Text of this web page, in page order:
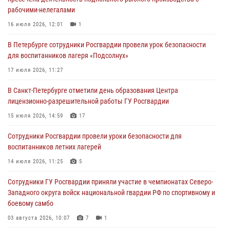
домами
06 августа 2026, 11:36
Сотрудники и военнослужащие Росгвардии обеспечили
правопорядок при проведении матча "Зенит" - "Балтика"
06 августа 2026, 07:30
В Выборгском районе наряд Росгвардии обнаружил
разыскиваемый преступный автотранспорт
05 августа 2026, 12:25 2
Петербургские росгвардейцы обнаружили объявленный в розыск
автомобиль, ранее использовавшийся при совершении кражи в
Ленобласти
рабочими-нелегалами
16 июля 2026, 12:01 1
В Петербурге сотрудники Росгвардии провели урок безопасности
для воспитанников лагеря «Подсолнух»
17 июля 2026, 11:27
В Санкт-Петербурге отметили день образования Центра
лицензионно-разрешительной работы ГУ Росгвардии
15 июля 2026, 14:59 17
Сотрудники Росгвардии провели уроки безопасности для
воспитанников летних лагерей
14 июля 2026, 11:25 5
Сотрудники ГУ Росгвардии приняли участие в чемпионатах Северо-
Западного округа войск национальной гвардии РФ по спортивному и
боевому самбо
03 августа 2026, 10:07 7 1